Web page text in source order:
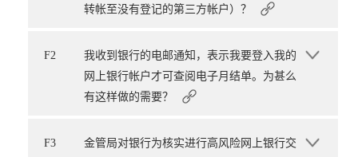
转帐至没有登记的第三方帐户）？
F2
我收到银行的电邮通知，表示我要登入我的
网上银行帐户才可查阅电子月结单。为甚么
有这样做的需要？
F3
金管局对银行为核实进行高风险网上银行交